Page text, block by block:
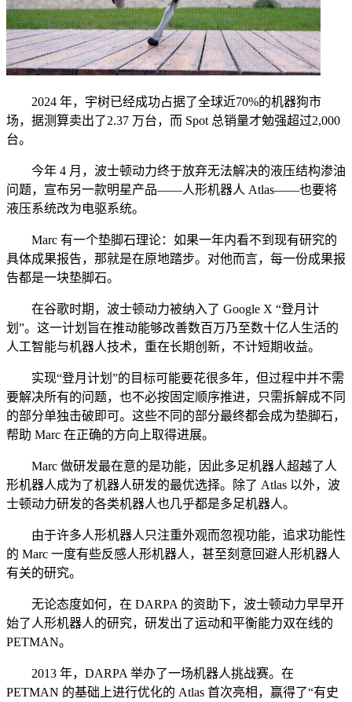
2024 年，宇树已经成功占据了全球近70%的机器狗市
场，据测算卖出了2.37 万台，而 Spot 总销量才勉强超过2,000
台。
今年 4 月，波士顿动力终于放弃无法解决的液压结构渗油
问题，宣布另一款明星产品——人形机器人 Atlas——也要将
液压系统改为电驱系统。
Marc 有一个垫脚石理论：如果一年内看不到现有研究的
具体成果报告，那就是在原地踏步。对他而言，每一份成果报
告都是一块垫脚石。
在谷歌时期，波士顿动力被纳入了 Google X “登月计
划”。这一计划旨在推动能够改善数百万乃至数十亿人生活的
人工智能与机器人技术，重在长期创新，不计短期收益。
实现“登月计划”的目标可能要花很多年，但过程中并不需
要解决所有的问题，也不必按固定顺序推进，只需拆解成不同
的部分单独击破即可。这些不同的部分最终都会成为垫脚石，
帮助 Marc 在正确的方向上取得进展。
Marc 做研发最在意的是功能，因此多足机器人超越了人
形机器人成为了机器人研发的最优选择。除了 Atlas 以外，波
士顿动力研发的各类机器人也几乎都是多足机器人。
由于许多人形机器人只注重外观而忽视功能，追求功能性
的 Marc 一度有些反感人形机器人，甚至刻意回避人形机器人
有关的研究。
无论态度如何，在 DARPA 的资助下，波士顿动力早早开
始了人形机器人的研究，研发出了运动和平衡能力双在线的
PETMAN。
2013 年，DARPA 举办了一场机器人挑战赛。在
PETMAN 的基础上进行优化的 Atlas 首次亮相，赢得了“有史